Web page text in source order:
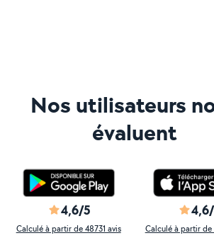
Nos utilisateurs
évaluent
4,6/5
Calculé à partir de 48731 avis Calculé à partir de